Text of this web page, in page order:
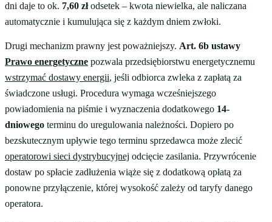
dni daje to ok. 7,60 złodsetek – kwota niewielka, ale naliczana
automatycznie i kumulująca się z każdym dniem zwłoki.
Drugi mechanizm prawny jest poważniejszy. Art. 6b ustawy
Prawo energetyczne pozwala przedsiębiorstwu energetycznemu
wstrzymać dostawy energii, jeśli odbiorca zwleka z zapłatą za
świadczone usługi. Procedura wymaga wcześniejszego
powiadomienia na piśmie i wyznaczenia dodatkowego 14-
dniowego terminu do uregulowania należności. Dopiero po
bezskutecznym upływie tego terminu sprzedawca może zlecić
operatorowi sieci dystrybucyjnej odcięcie zasilania. Przywrócenie
dostaw po spłacie zadłużenia wiąże się z dodatkową opłatą za
ponowne przyłączenie, której wysokość zależy od taryfy danego
operatora.